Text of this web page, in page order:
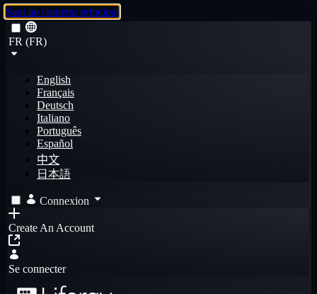
Saut au contenu principal
FR (FR)
English
Français
Deutsch
Italiano
Português
Español
中文
日本語
Connexion
Create An Account
Se connecter